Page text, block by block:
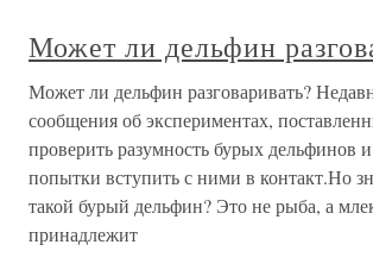
Может ли дельфин
Может ли дельфин разговаривать?
сообщения об экспериментах,
проверить разумность бурых дельфинов
попытки вступить с ними в контакт.Но
такой бурый дельфин? Это не рыба, а
принадлежит